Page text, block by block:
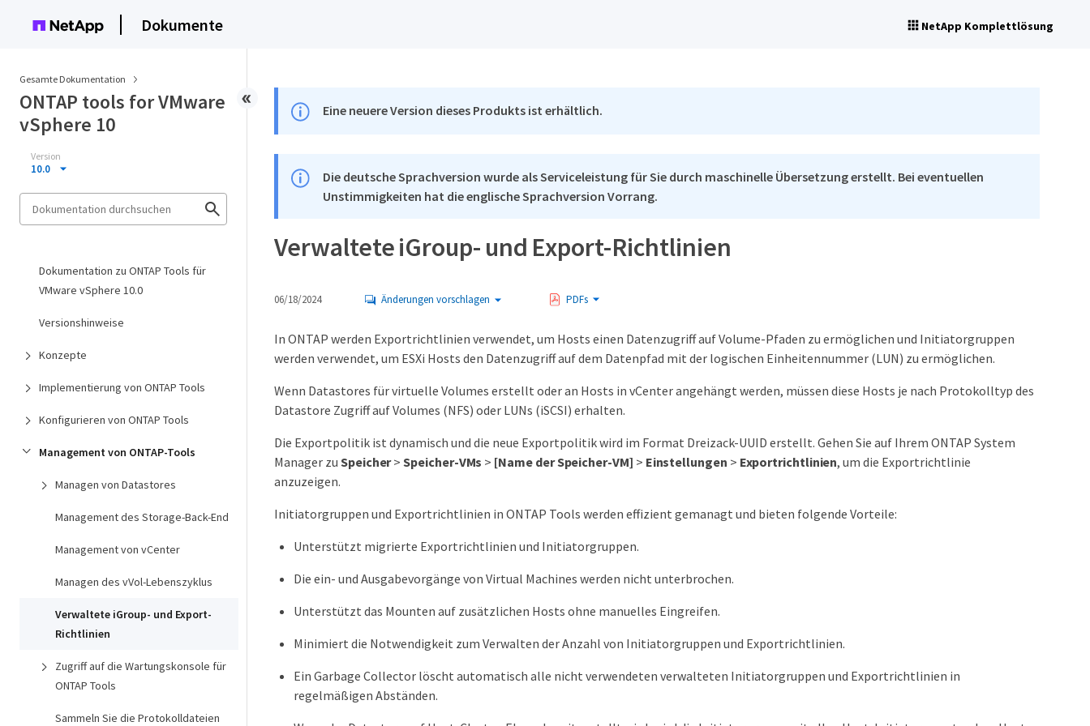
Dokumente NetApp Komplettlösung
Gesamte Dokumentation
ONTAP tools for VMware
vSphere 10
Version
10.0
Dokumentation zu ONTAP Tools für
VMware vSphere 10.0
Versionshinweise
Konzepte
Implementierung von ONTAP Tools
Konfigurieren von ONTAP Tools
Management von ONTAP-Tools
Managen von Datastores
Management des Storage-Back-End
Management von vCenter
Managen des vVol-Lebenszyklus
Verwaltete iGroup- und Export-
Richtlinien
Zugriff auf die Wartungskonsole für
ONTAP Tools
Sammeln Sie die Protokolldateien
Eine neuere Version dieses Produkts ist erhältlich.
Die deutsche Sprachversion wurde als Serviceleistung für Sie durch maschinelle Übersetzung erstellt. Bei eventuellen
Unstimmigkeiten hat die englische Sprachversion Vorrang.
Verwaltete iGroup- und Export-Richtlinien
06/18/2024 Änderungen vorschlagen PDFs
In ONTAP werden Exportrichtlinien verwendet, um Hosts einen Datenzugriff auf Volume-Pfaden zu ermöglichen und Initiatorgruppen
werden verwendet, um ESXi Hosts den Datenzugriff auf dem Datenpfad mit der logischen Einheitennummer (LUN) zu ermöglichen.
Wenn Datastores für virtuelle Volumes erstellt oder an Hosts in vCenter angehängt werden, müssen diese Hosts je nach Protokolltyp des
Datastore Zugriff auf Volumes (NFS) oder LUNs (iSCSI) erhalten.
Die Exportpolitik ist dynamisch und die neue Exportpolitik wird im Format Dreizack-UUID erstellt. Gehen Sie auf Ihrem ONTAP System
Manager zu Speicher>Speicher-VMs > [Name der Speicher-VM] > Einstellungen > Exportrichtlinien, um die Exportrichtlinie
anzuzeigen.
Initiatorgruppen und Exportrichtlinien in ONTAP Tools werden effizient gemanagt und bieten folgende Vorteile:
Unterstützt migrierte Exportrichtlinien und Initiatorgruppen.
Die ein- und Ausgabevorgänge von Virtual Machines werden nicht unterbrochen.
Unterstützt das Mounten auf zusätzlichen Hosts ohne manuelles Eingreifen.
Minimiert die Notwendigkeit zum Verwalten der Anzahl von Initiatorgruppen und Exportrichtlinien.
Ein Garbage Collector löscht automatisch alle nicht verwendeten verwalteten Initiatorgruppen und Exportrichtlinien in
regelmäßigen Abständen.